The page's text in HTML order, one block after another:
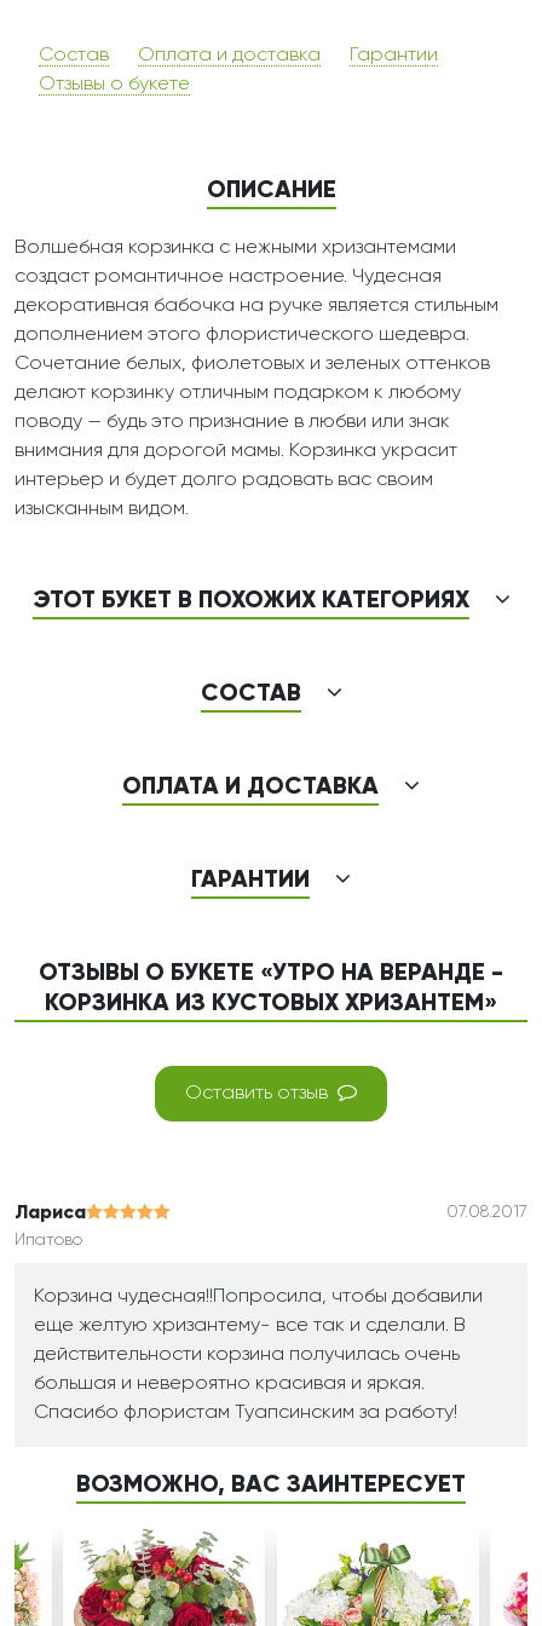
Состав Оплата и доставка
Гарантии
Отзывы о букете
ОПИСАНИЕ
Волшебная корзинка с нежными хризантемами
создаст романтичное настроение. Чудесная
декоративная бабочка на ручке является стильным
дополнением этого флористического шедевра.
Сочетание белых, фиолетовых и зеленых оттенков
делают корзинку отличным подарком к любому
поводу — будь это признание в любви или знак
внимания для дорогой мамы. Корзинка украсит
интерьер и будет долго радовать вас своим
изысканным видом.
ЭТОТ БУКЕТ В ПОХОЖИХ КАТЕГОРИЯХ
СОСТАВ
ОПЛАТА И ДОСТАВКА
ГАРАНТИИ
ОТЗЫВЫ О БУКЕТЕ «УТРО НА ВЕРАНДЕ -
КОРЗИНКА ИЗ КУСТОВЫХ ХРИЗАНТЕМ»
Оставить отзыв
Лариса
07.08.2017
Ипатово
Корзина чудесная!!Попросила, чтобы добавили
еще желтую хризантему- все так и сделали. В
действительности корзина получилась очень
большая и невероятно красивая и яркая.
Спасибо флористам Туапсинским за работу!
ВОЗМОЖНО, ВАС ЗАИНТЕРЕСУЕТ